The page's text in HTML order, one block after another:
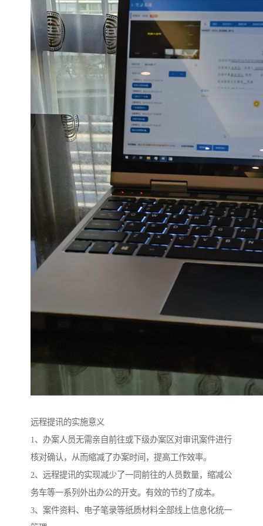
远程提讯的实施意义
1、办案人员无需亲自前往或下级办案区对审讯案件进行
核对确认，从而缩减了办案时间，提高工作效率。
2、远程提讯的实现减少了一同前往的人员数量，缩减公
务车等一系列外出办公的开支。有效的节约了成本。
3、案件资料、电子笔录等纸质材料全部线上信息化统一